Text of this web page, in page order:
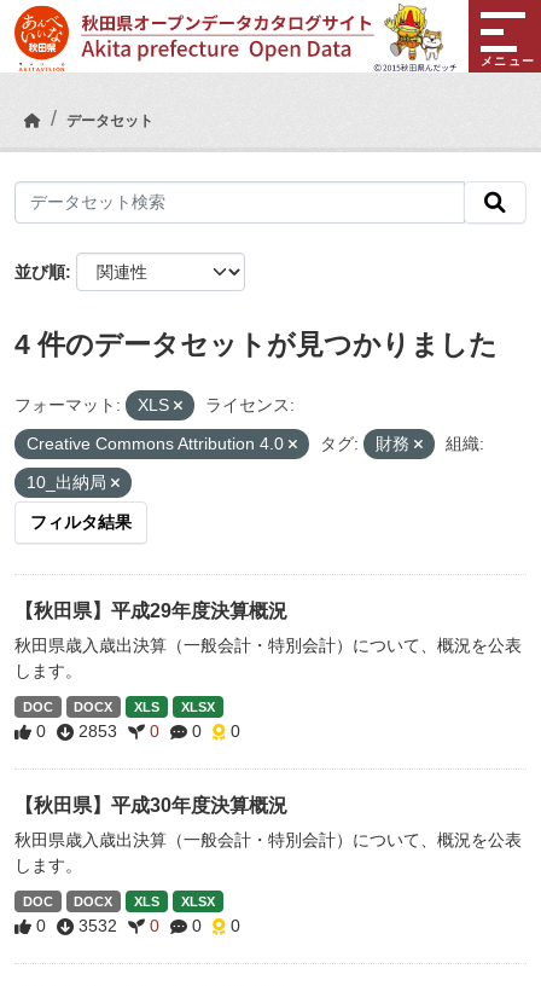
Skip to main content
メニュー
データセット
並び順
4 件のデータセットが見つかりました
フォーマット: XLS
ライセンス:
Creative Commons Attribution 4.0
タグ: 財務
組織:
10_出納局
フィルタ結果
【秋田県】平成29年度決算概況
秋田県歳入歳出決算（一般会計・特別会計）について、概況を公表
します。
DOC DOCX XLS XLSX
0 2853 0 0 0
【秋田県】平成30年度決算概況
秋田県歳入歳出決算（一般会計・特別会計）について、概況を公表
します。
DOC DOCX XLS XLSX
0 3532 0 0 0